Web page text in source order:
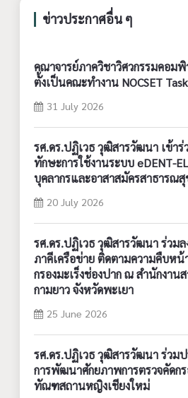
ข่าวประกาศอื่น ๆ
คณาจารย์ภาควิชาวิศวกรรมคอมพิ
ตั้งเป็นคณะทำงาน NOCSET
31 July 2026
รศ.ดร.ปฏิเวธ วุฒิสารวัฒนา เข้า
ทักษะการใช้งานระบบ eDENT-
บุคลากรและอาสาสมัครสาธารณ
20 July 2026
รศ.ดร.ปฏิเวธ วุฒิสารวัฒนา ร่วม
ภาคีเครือข่าย ติดตามความคืบหน้
กรองมะเร็งช่องปาก ณ สำนักงาน
กามยาว จังหวัดพะเยา
25 June 2026
รศ.ดร.ปฏิเวธ วุฒิสารวัฒนา ร่วม
การพัฒนาศักยภาพการตรวจคัดกร
ทัณฑสถานหญิงเชียงใหม่